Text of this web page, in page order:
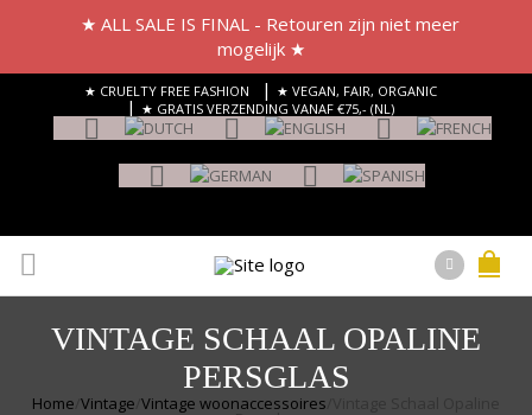
★ CRUELTY FREE FASHION | ★ VEGAN, FAIR, ORGANIC
| ★ GRATIS VERZENDING VANAF €75,- (NL)
VINTAGE SCHAAL OPALINE
PERSGLAS
Home Vintage Vintage woonaccessoires
★ ALL SALE IS FINAL - Retouren zijn niet meer
mogelijk ★